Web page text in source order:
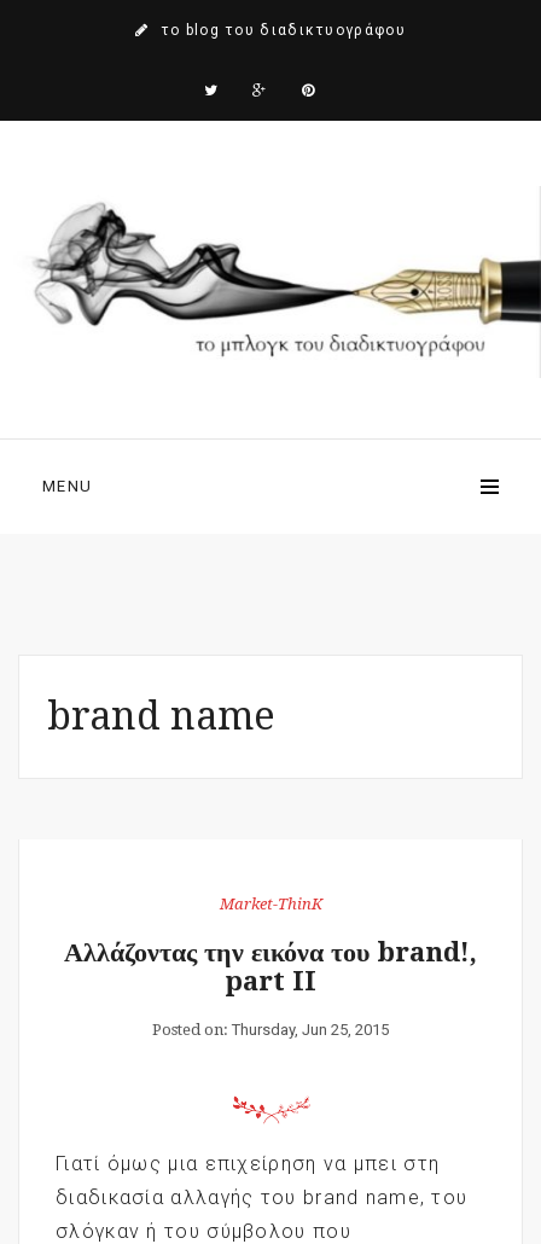
το blog του διαδικτυογράφου
MENU
brand name
Market-ThinK
Αλλάζοντας την εικόνα του brand!,
part II
Posted on: Thursday, Jun 25, 2015
Γιατί όμως μια επιχείρηση να μπει στη
διαδικασία αλλαγής του brand name, του
σλόγκαν ή του σύμβολου που